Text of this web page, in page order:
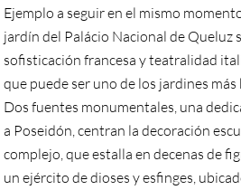
Ejemplo a seguir en el mismo
jardín del Palácio Nacional de Queluz
sofisticación francesa y teatralidad
que puede ser uno de los jardines más
Dos fuentes monumentales, una
a Poseidón, centran la decoración
complejo, que estalla en decenas de
un ejército de dioses y esfinges,